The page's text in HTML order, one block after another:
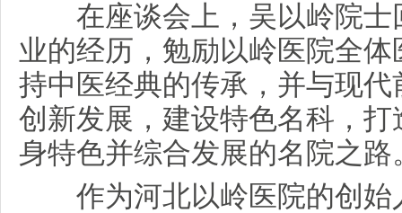
在座谈会上，吴以岭院士
业的经历，勉励以岭医院全
持中医经典的传承，并与现
创新发展，建设特色名科，
身特色并综合发展的名院之路
作为河北以岭医院的创始